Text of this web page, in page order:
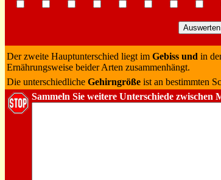
Der zweite Hauptunterschied liegt im Gebiss und in
Ernährungsweise beider Arten zusammenhängt.
Die unterschiedliche Gehirngröße ist an bestimmten
Sammeln Sie weitere Unterschiede zwischen